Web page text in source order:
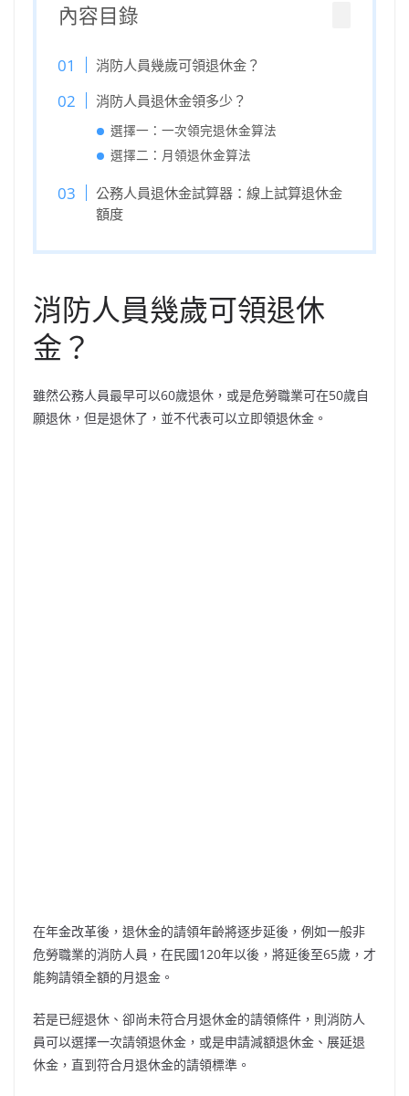
內容目錄
消防人員幾歲可領退休金？
消防人員退休金領多少？
選擇一：一次領完退休金算法
選擇二：月領退休金算法
公務人員退休金試算器：線上試算退休金
額度
消防人員幾歲可領退休
金？
雖然公務人員最早可以60歲退休，或是危勞職業可在50歲自
願退休，但是退休了，並不代表可以立即領退休金。
在年金改革後，退休金的請領年齡將逐步延後，例如一般非
危勞職業的消防人員，在民國120年以後，將延後至65歲，才
能夠請領全額的月退金。
若是已經退休、卻尚未符合月退休金的請領條件，則消防人
員可以選擇一次請領退休金，或是申請減額退休金、展延退
休金，直到符合月退休金的請領標準。